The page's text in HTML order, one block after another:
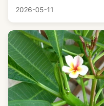
2026-05-11